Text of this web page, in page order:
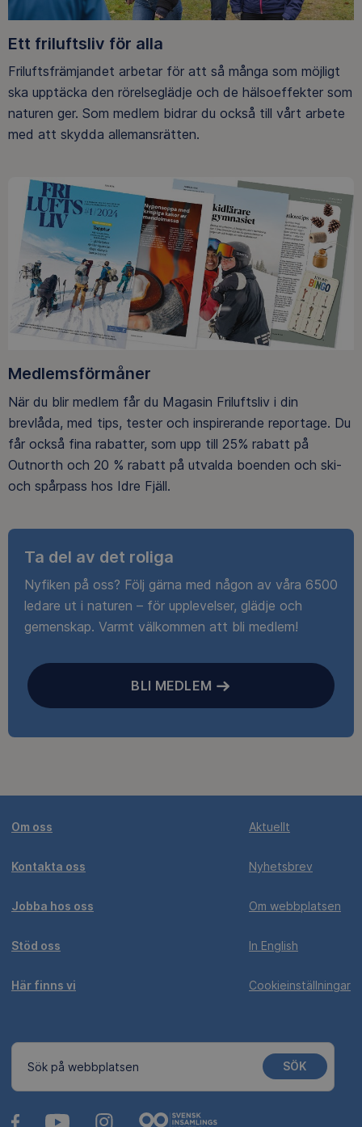
Ett friluftsliv för alla
Friluftsfrämjandet arbetar för att så många som möjligt
ska upptäcka den rörelseglädje och de hälsoeffekter som
naturen ger. Som medlem bidrar du också till vårt arbete
med att skydda allemansrätten.
Medlemsförmåner
När du blir medlem får du Magasin Friluftsliv i din
brevlåda, med tips, tester och inspirerande reportage. Du
får också fina rabatter, som upp till 25% rabatt på
Outnorth och 20 % rabatt på utvalda boenden och ski-
och spårpass hos Idre Fjäll.
Ta del av det roliga
Nyfiken på oss? Följ gärna med någon av våra 6500
ledare ut i naturen – för upplevelser, glädje och
gemenskap. Varmt välkommen att bli medlem!
BLI MEDLEM
Om oss
Kontakta oss
Jobba hos oss
Stöd oss
Här finns vi
Aktuellt
Nyhetsbrev
Om webbplatsen
In English
Cookieinställningar
Sök på webbplatsen SÖK